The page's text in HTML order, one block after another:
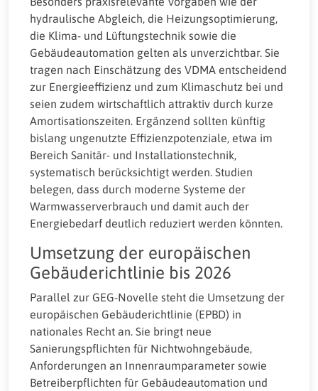
hydraulische Abgleich, die Heizungsoptimierung,
die Klima- und Lüftungstechnik sowie die
Gebäudeautomation gelten als unverzichtbar. Sie
tragen nach Einschätzung des VDMA entscheidend
zur Energieeffizienz und zum Klimaschutz bei und
seien zudem wirtschaftlich attraktiv durch kurze
Amortisationszeiten. Ergänzend sollten künftig
bislang ungenutzte Effizienzpotenziale, etwa im
Bereich Sanitär- und Installationstechnik,
systematisch berücksichtigt werden. Studien
belegen, dass durch moderne Systeme der
Warmwasserverbrauch und damit auch der
Energiebedarf deutlich reduziert werden könnten.
Umsetzung der europäischen
Gebäuderichtlinie bis 2026
Parallel zur GEG-Novelle steht die Umsetzung der
europäischen Gebäuderichtlinie (EPBD) in
nationales Recht an. Sie bringt neue
Sanierungspflichten für Nichtwohngebäude,
Anforderungen an Innenraumparameter sowie
Betreiberpflichten für Gebäudeautomation und